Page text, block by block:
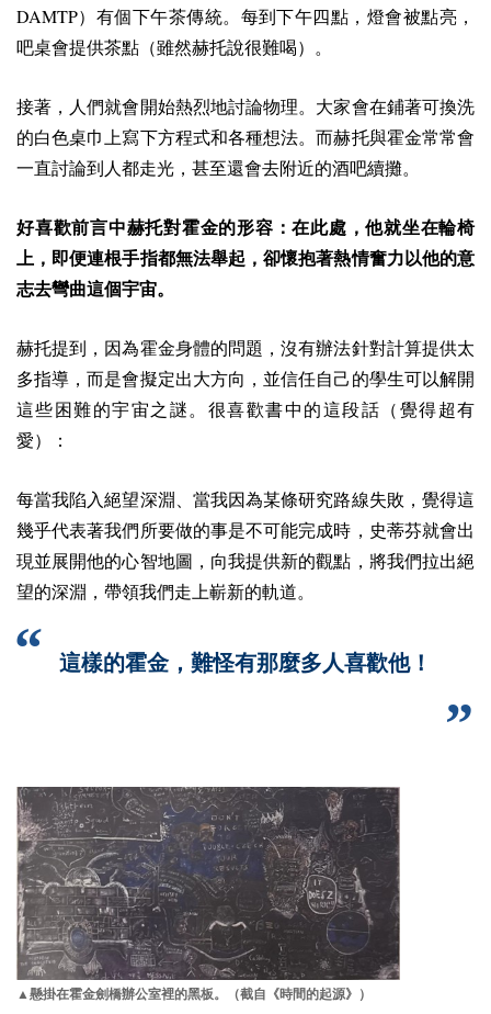
DAMTP）有個下午茶傳統。每到下午四點，燈會被點亮，
吧桌會提供茶點（雖然赫托說很難喝）。
接著，人們就會開始熱烈地討論物理。大家會在鋪著可換洗
的白色桌巾上寫下方程式和各種想法。而赫托與霍金常常會
一直討論到人都走光，甚至還會去附近的酒吧續攤。
好喜歡前言中赫托對霍金的形容：在此處，他就坐在輪椅
上，即便連根手指都無法舉起，卻懷抱著熱情奮力以他的意
志去彎曲這個宇宙。
赫托提到，因為霍金身體的問題，沒有辦法針對計算提供太
多指導，而是會擬定出大方向，並信任自己的學生可以解開
這些困難的宇宙之謎。很喜歡書中的這段話（覺得超有
愛）：
每當我陷入絕望深淵、當我因為某條研究路線失敗，覺得這
幾乎代表著我們所要做的事是不可能完成時，史蒂芬就會出
現並展開他的心智地圖，向我提供新的觀點，將我們拉出絕
望的深淵，帶領我們走上嶄新的軌道。
這樣的霍金，難怪有那麼多人喜歡他！
▲懸掛在霍金劍橋辦公室裡的黑板。（截自《時間的起源》）